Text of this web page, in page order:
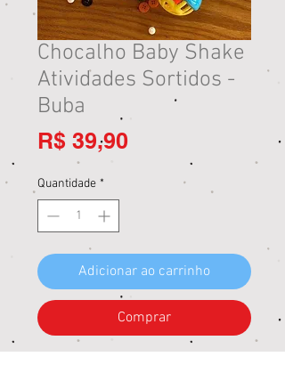
Chocalho Baby Shake
Atividades Sortidos -
Buba
R$ 39,90
Quantidade *
Adicionar ao carrinho
Comprar